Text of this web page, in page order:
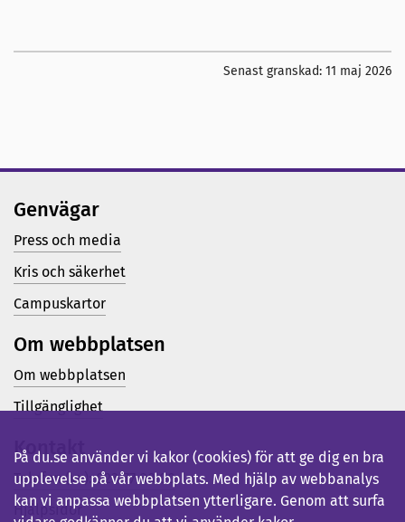
Senast granskad: 11 maj 2026
Genvägar
Press och media
Kris och säkerhet
Campuskartor
Om webbplatsen
Om webbplatsen
Tillgänglighet
Kontakt
Telefon (vx): 023-77 80 00
Hjälpsidor
På du.se använder vi kakor (cookies) för att ge dig en bra
upplevelse på vår webbplats. Med hjälp av webbanalys
kan vi anpassa webbplatsen ytterligare. Genom att surfa